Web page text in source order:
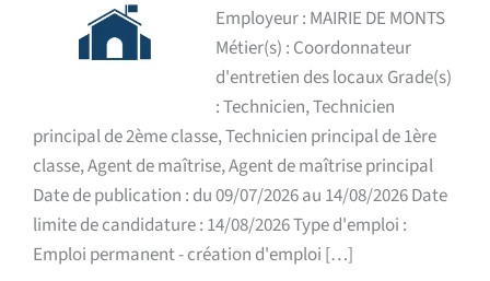
Employeur : MAIRIE DE MONTS
Métier(s) : Coordonnateur
d'entretien des locaux Grade(s)
: Technicien, Technicien
principal de 2ème classe, Technicien principal de 1ère
classe, Agent de maîtrise, Agent de maîtrise principal
Date de publication : du 09/07/2026 au 14/08/2026 Date
limite de candidature : 14/08/2026 Type d'emploi :
Emploi permanent - création d'emploi […]